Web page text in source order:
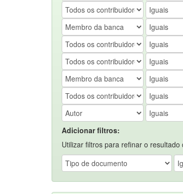
Adicionar filtros:
Utilizar filtros para refinar o resultado